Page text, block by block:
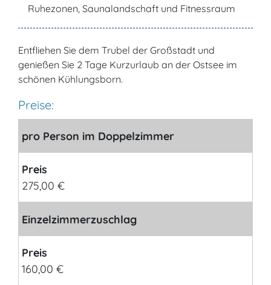
Ruhezonen, Saunalandschaft und Fitnessraum
Entfliehen Sie dem Trubel der Großstadt und
genießen Sie 2 Tage Kurzurlaub an der Ostsee im
schönen Kühlungsborn.
Preise:
pro Person im Doppelzimmer
Preis
275,00 €
Einzelzimmerzuschlag
Preis
160,00 €